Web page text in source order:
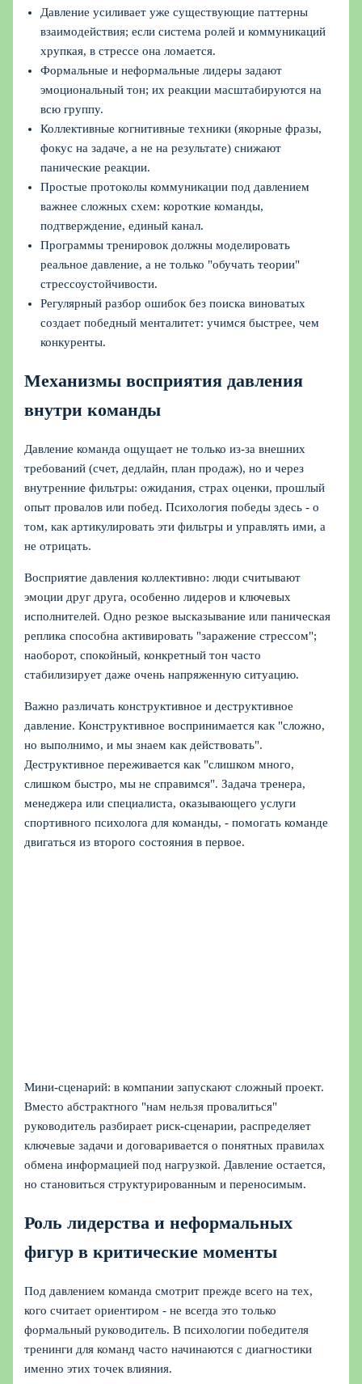
Давление усиливает уже существующие паттерны
взаимодействия; если система ролей и коммуникаций
хрупкая, в стрессе она ломается.
Формальные и неформальные лидеры задают
эмоциональный тон; их реакции масштабируются на
всю группу.
Коллективные когнитивные техники (якорные фразы,
фокус на задаче, а не на результате) снижают
панические реакции.
Простые протоколы коммуникации под давлением
важнее сложных схем: короткие команды,
подтверждение, единый канал.
Программы тренировок должны моделировать
реальное давление, а не только "обучать теории"
стрессоустойчивости.
Регулярный разбор ошибок без поиска виноватых
создает победный менталитет: учимся быстрее, чем
конкуренты.
Механизмы восприятия давления
внутри команды
Давление команда ощущает не только из‑за внешних
требований (счет, дедлайн, план продаж), но и через
внутренние фильтры: ожидания, страх оценки, прошлый
опыт провалов или побед. Психология победы здесь - о
том, как артикулировать эти фильтры и управлять ими, а
не отрицать.
Восприятие давления коллективно: люди считывают
эмоции друг друга, особенно лидеров и ключевых
исполнителей. Одно резкое высказывание или паническая
реплика способна активировать "заражение стрессом";
наоборот, спокойный, конкретный тон часто
стабилизирует даже очень напряженную ситуацию.
Важно различать конструктивное и деструктивное
давление. Конструктивное воспринимается как "сложно,
но выполнимо, и мы знаем как действовать".
Деструктивное переживается как "слишком много,
слишком быстро, мы не справимся". Задача тренера,
менеджера или специалиста, оказывающего услуги
спортивного психолога для команды, - помогать команде
двигаться из второго состояния в первое.
Мини‑сценарий: в компании запускают сложный проект.
Вместо абстрактного "нам нельзя провалиться"
руководитель разбирает риск‑сценарии, распределяет
ключевые задачи и договаривается о понятных правилах
обмена информацией под нагрузкой. Давление остается,
но становиться структурированным и переносимым.
Роль лидерства и неформальных
фигур в критические моменты
Под давлением команда смотрит прежде всего на тех,
кого считает ориентиром - не всегда это только
формальный руководитель. В психологии победителя
тренинги для команд часто начинаются с диагностики
именно этих точек влияния.